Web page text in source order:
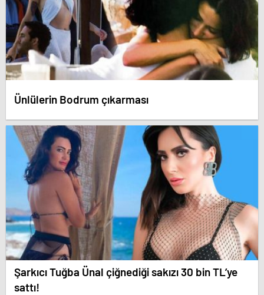
Ünlülerin Bodrum çıkarması
Şarkıcı Tuğba Ünal çiğnediği sakızı 30 bin TL’ye
sattı!